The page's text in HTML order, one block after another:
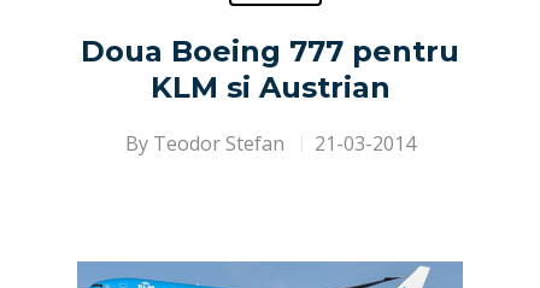
Doua Boeing 777 pentru
KLM si Austrian
By Teodor Stefan 21-03-2014